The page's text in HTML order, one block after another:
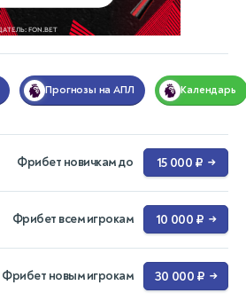
Прогнозы на АПЛ Календарь
Фрибет новичкам до 15 000 ₽ →
Фрибет всем игрокам 10 000 ₽ →
Фрибет новым игрокам 30 000 ₽ →